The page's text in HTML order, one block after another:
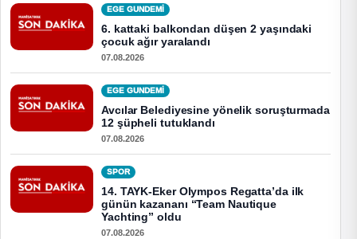
EGE GUNDEMİ
6. kattaki balkondan düşen 2 yaşındaki
çocuk ağır yaralandı
07.08.2026
EGE GUNDEMİ
Avcılar Belediyesine yönelik soruşturmada
12 şüpheli tutuklandı
07.08.2026
SPOR
14. TAYK-Eker Olympos Regatta’da ilk
günün kazananı “Team Nautique
Yachting” oldu
07.08.2026